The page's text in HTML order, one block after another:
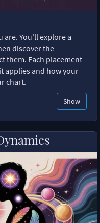
are. You'll explore a
discover the
them. Each placement
applies and how your
chart.
Show